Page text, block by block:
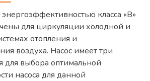
класса «B»
для циркуляции холодной и
отопления и
воздуха. Насос имеет три
для выбора оптимальной
насоса для данной